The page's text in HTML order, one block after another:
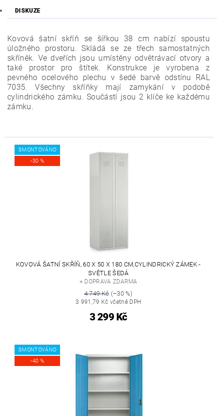
DISKUZE
Kovová šatní skříň se šířkou 38 cm nabízí spoustu
úložného prostoru. Skládá se ze třech samostatných
skříněk. Ve dveřích jsou umístěny odvětrávací otvory a
také prostor pro štítek. Konstrukce je vyrobena z
pevného ocelového plechu v šedé barvě odstínu RAL
7035. Všechny skříňky mají zamykání v podobě
cylindrického zámku. Součástí jsou 2 klíče ke každému
zámku.
SMONTOVÁNO
-30 %
KOVOVÁ ŠATNÍ SKŘÍŇ, 60 X 50 X 180 CM,CYLINDRICKÝ ZÁMEK -
SVĚTLE ŠEDÁ
+ DOPRAVA ZDARMA
4 749 Kč(–30 %)
3 991,79 Kč včetně DPH
3 299 Kč
SMONTOVÁNO
-40 %